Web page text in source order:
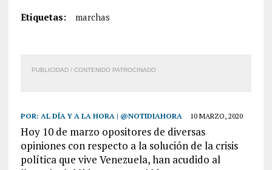
Etiquetas: marchas
PUBLICIDAD / CONTENIDO PATROCINADO
POR: AL DÍA Y A LA HORA | @NOTIDIAHORA 10 MARZO, 2020
Hoy 10 de marzo opositores de diversas
opiniones con respecto a la solución de la crisis
política que vive Venezuela, han acudido al